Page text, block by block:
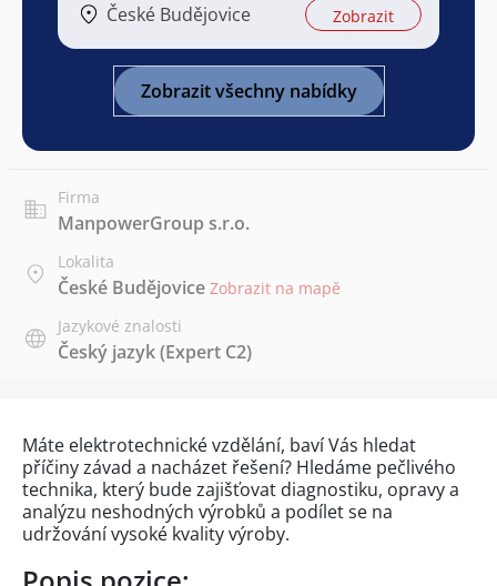
České Budějovice Zobrazit
Zobrazit všechny nabídky
Firma
ManpowerGroup s.r.o.
Lokalita
České Budějovice Zobrazit na mapě
Jazykové znalosti
Český jazyk(Expert C2)
Máte elektrotechnické vzdělání, baví Vás hledat
příčiny závad a nacházet řešení? Hledáme pečlivého
technika, který bude zajišťovat diagnostiku, opravy a
analýzu neshodných výrobků a podílet se na
udržování vysoké kvality výroby.